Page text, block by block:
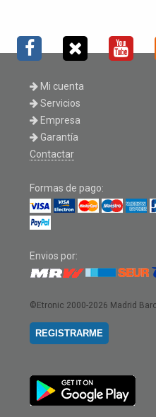
Mi cuenta
Servicios
Empresa
Garantía
Contactar
Formas de pago:
Envios por:
©Etronic 2000-2026 Madrid
REGISTRARME